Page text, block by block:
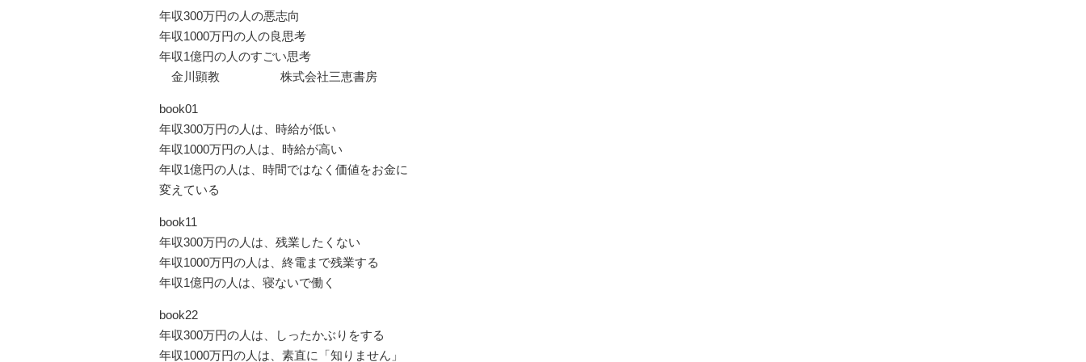
年収300万円の人の悪志向
年収1000万円の人の良思考
年収1億円の人のすごい思考
金川顕教 株式会社三恵書房
book01
年収300万円の人は、時給が低い
年収1000万円の人は、時給が高い
年収1億円の人は、時間ではなく価値をお金に
変えている
book11
年収300万円の人は、残業したくない
年収1000万円の人は、終電まで残業する
年収1億円の人は、寝ないで働く
book22
年収300万円の人は、しったかぶりをする
年収1000万円の人は、素直に「知りません」